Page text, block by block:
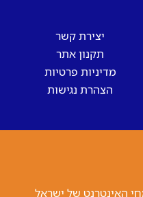
יצירת קשר
תקנון אתר
מדיניות פרטיות
הצהרת נגישות
האינטרנט של ישראל